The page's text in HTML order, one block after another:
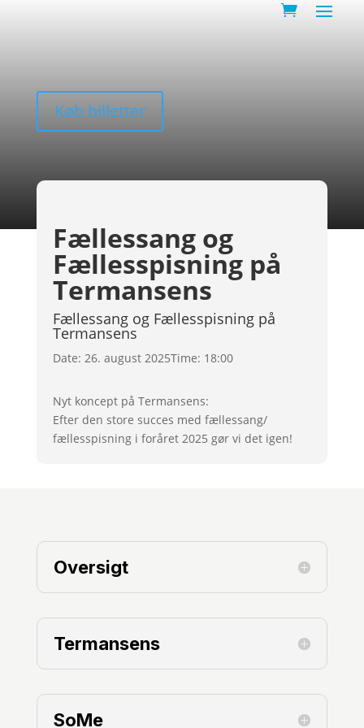
Køb billetter
Fællessang og
Fællesspisning på
Termansens
Fællessang og Fællesspisning på
Termansens
Date: 26. august 2025Time: 18:00
Nyt koncept på Termansens:
Efter den store succes med fællessang/
fællesspisning i foråret 2025 gør vi det igen!
Oversigt
Termansens
SoMe